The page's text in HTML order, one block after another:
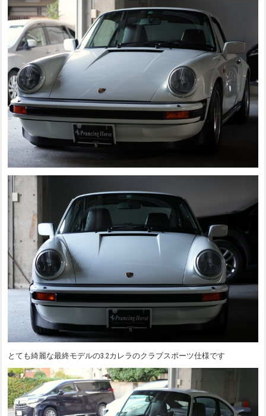
とても綺麗な最終モデルの3.2カレラのクラブスポーツ仕様です